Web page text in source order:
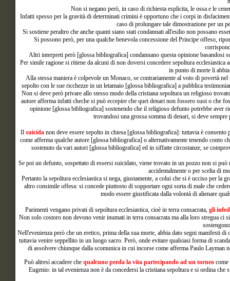
Non si negano però, in caso di richiesta esplicita, le ossa e le
Infatti spesso per la gravità di determinati crimini è opportuno che i corpi in
caso di prolungare tale dimostrazione per un
Si sostiene peraltro che anche quanti siano stati condannati all'esilio non possano
Si possono però, per una qualche benevola concessione del Principe offeso,
Altri interpreti però [glossa bibliografica] condannano questa opinione basandosi
Per simile ragione si ritiene da alcuni di non doversi concedere sepoltura
in punto di morte li
Alla stessa maniera è colpevole un Monaco, se contrariamente al voto di povertà
sepolto con le sue ricchezze in un letamaio [glossa bibliografica] a pubblica
Non si deve però privare allo stesso modo della cristiana sepoltura un religioso
autore afferma infatti cheche si può eccepire che quei denari non fossero suoi o che
opinione [glossa bibliografica] sostenendo che il religioso defunto potrebbe aver
trovandosi una grossa somma di denari, si deve
Il suicidanon deve essere sepolto in chiesa [glossa bibliografica]: tuttavia è
come afferma qualche autore [glossa bibliografica] o alternativamente tenendo
sostenuto da vari autori [glossa bibliografica] ed in siffatte circostanze, se
Se poi un defunto, sospettato di essersi suicidato, viene trovato in un pozzo non si
accidentalmente o per scelta di
Pertanto la sepoltura ecclesiastica si nega, giustamente, a colui che si è ucciso per la
altro consimile offesa: si concede piuttosto di sopportare ogni sorta di male che
modo essere giustificata dalla volontà di alienare
Parimenti vengano privati di sepoltura ecclesiastica, cioè in terra consacrata, gli
Non solo costoro non devono venir inumati in terra consacrata ma alla loro stregua ci
Nell'evenienza però che un eretico, prima della sua morte, abbia dato segni manifesti
tuttavia venire seppellito in un luogo sacro. Però, onde evitare qualsiasi forma di
di assolvere chiunque dalla scomunica in cui incorse come afferma Paulo Layman
Può altresì accadere che qualcuno perda la vita partecipando ad un torneo
Eugenio: in tal evenienza non è da concedersi la cristiana sepoltura e si ordina